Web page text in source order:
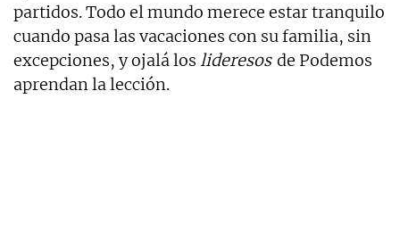
partidos. Todo el mundo merece estar tranquilo
cuando pasa las vacaciones con su familia, sin
excepciones, y ojalá los lideresos de Podemos
aprendan la lección.